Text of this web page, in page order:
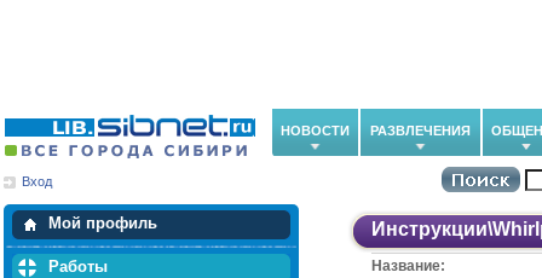
НОВОСТИ РАЗВЛЕЧЕНИЯ
Вход
Мой профиль
Мои закладки
Работы
Инструкции\
Название: